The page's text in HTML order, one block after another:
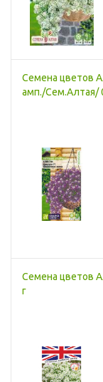
Семена цветов
амп./Сем.Алтая/
Семена цветов
г